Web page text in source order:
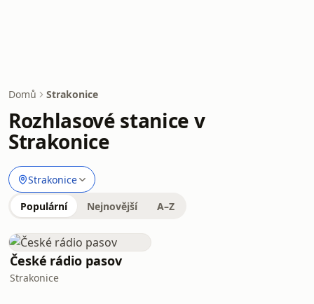
Domů Strakonice
Rozhlasové stanice v
Strakonice
Strakonice
Populární Nejnovější A–Z
České rádio pasov
Strakonice